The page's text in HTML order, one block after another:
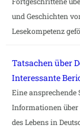
und Geschichten
Lesekompetenz
Tatsachen über
Interessante
Eine ansprechende
Informationen über
des Lebens in